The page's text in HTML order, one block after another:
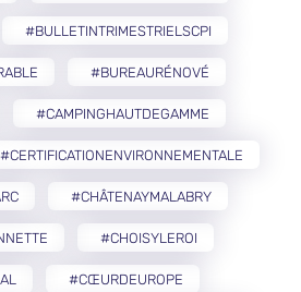
#BULLETINTRIMESTRIELSCPI
#BUREAURÉNOVÉ
#CAMPINGHAUTDEGAMME
#CERTIFICATIONENVIRONNEMENTALE
#CHÂTENAYMALABRY
#CHOISYLEROI
#CŒURDEUROPE